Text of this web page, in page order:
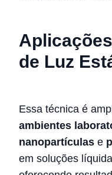
de Luz
Essa técnica é
ambientes
nanopartículas e
em soluções